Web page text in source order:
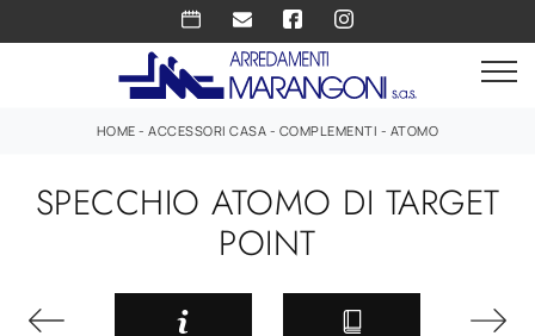
HOME -ACCESSORI CASA - COMPLEMENTI - ATOMO
SPECCHIO ATOMO DI TARGET
POINT